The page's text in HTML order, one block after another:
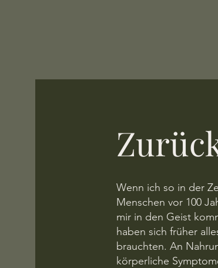
Wenn ich so in der
Menschen vor 100
mir in den Geist
haben sich früher
brauchten. An
körperliche